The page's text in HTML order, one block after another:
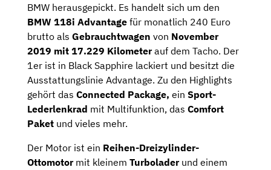
BMW herausgepickt. Es handelt sich um den
BMW 118i Advantage für monatlich 240 Euro
brutto als Gebrauchtwagen von November
2019 mit 17.229 Kilometerauf dem Tacho. Der
1er ist in Black Sapphire lackiert und besitzt die
Ausstattungslinie Advantage. Zu den Highlights
gehört das Connected Package, ein Sport-
Lederlenkrad mit Multifunktion, das Comfort
Paket und vieles mehr.
Der Motor ist ein Reihen-Dreizylinder-
Ottomotormit kleinem Turboladerund einem